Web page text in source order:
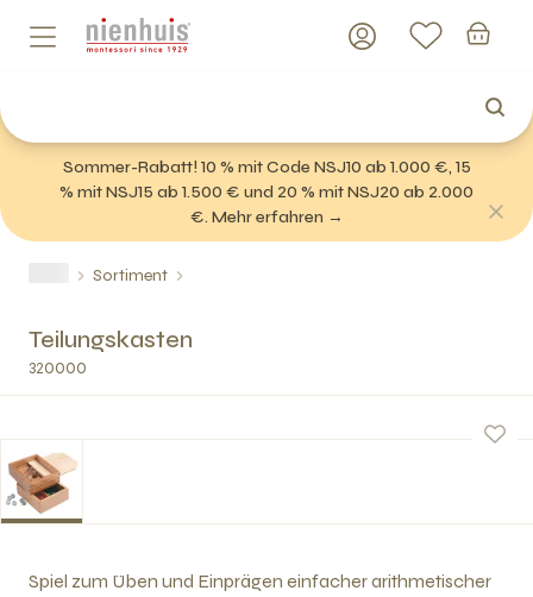
Sommer-Rabatt! 10 % mit Code NSJ10 ab 1.000 €, 15
% mit NSJ15 ab 1.500 € und 20 % mit NSJ20 ab 2.000
€. Mehr erfahren →
Sortiment
Teilungskasten
320000
Spiel zum Üben und Einprägen einfacher arithmetischer